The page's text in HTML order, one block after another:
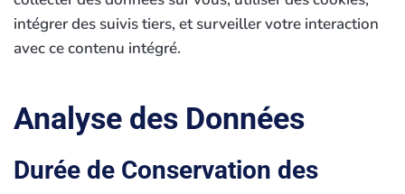
intégrer des suivis tiers, et surveiller votre interaction
avec ce contenu intégré.
Analyse des Données
Durée de Conservation des